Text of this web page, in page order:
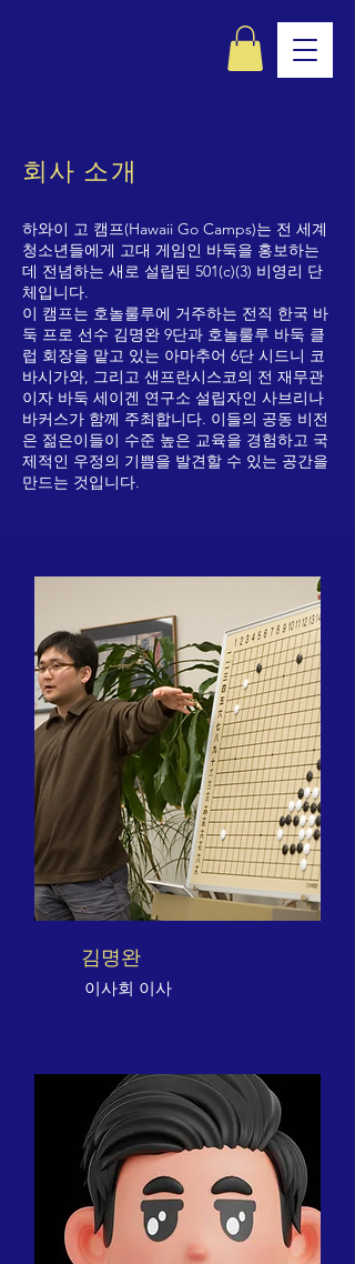
회사 소개
하와이 고 캠프(Hawaii Go Camps)는 전 세계
청소년들에게 고대 게임인 바둑을 홍보하는
데 전념하는 새로 설립된 501(c)(3) 비영리 단
체입니다.
이 캠프는 호놀룰루에 거주하는 전직 한국 바
둑 프로 선수 김명완 9단과 호놀룰루 바둑 클
럽 회장을 맡고 있는 아마추어 6단 시드니 코
바시가와, 그리고 샌프란시스코의 전 재무관
이자 바둑 세이겐 연구소 설립자인 사브리나
바커스가 함께 주최합니다. 이들의 공동 비전
은 젊은이들이 수준 높은 교육을 경험하고 국
제적인 우정의 기쁨을 발견할 수 있는 공간을
만드는 것입니다.
김명완
이사회 이사